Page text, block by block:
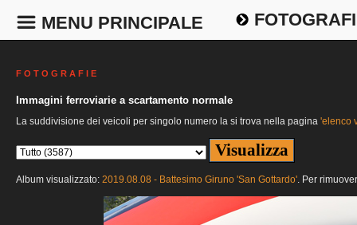
MENU PRINCIPALE
F O T O G R A F I E
Immagini ferroviarie a scartamento normale
La suddivisione dei veicoli per singolo numero la si trova nella pagina 'elenco
Album visualizzato: 2019.08.08 - Battesimo Giruno 'San Gottardo'. Per